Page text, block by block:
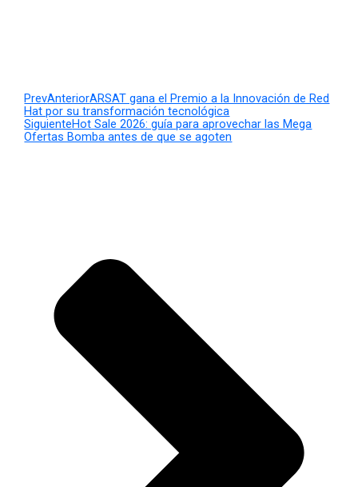
PrevAnteriorARSAT gana el Premio a la Innovación de Red
Hat por su transformación tecnológica
SiguienteHot Sale 2026: guía para aprovechar las Mega
Ofertas Bomba antes de que se agoten